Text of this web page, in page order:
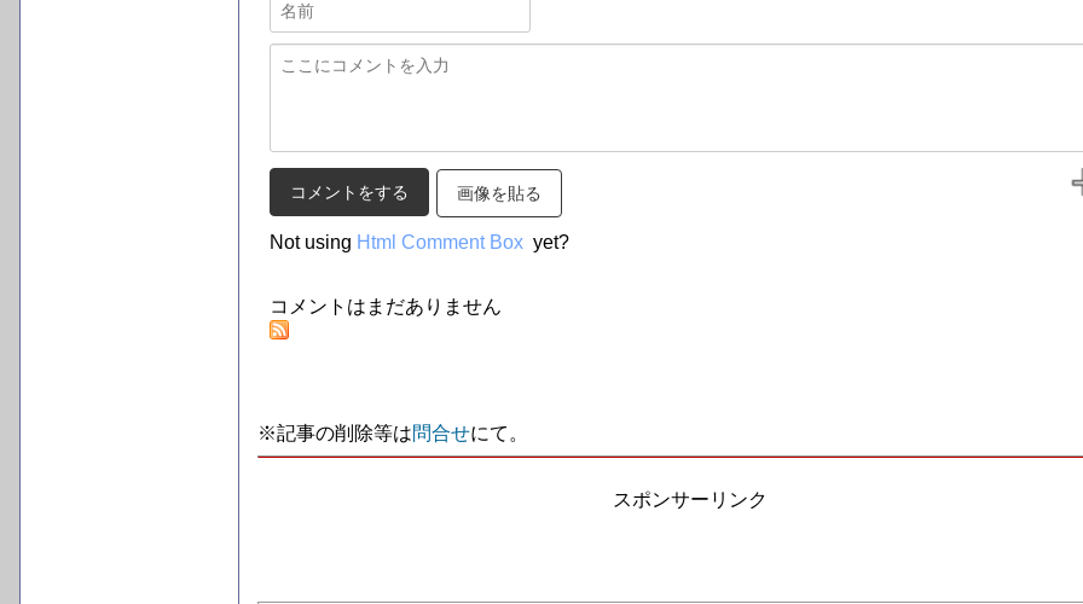
画像を貼る
Not using Html Comment Box yet?
コメントはまだありません
※記事の削除等は問合せにて。
スポンサーリンク